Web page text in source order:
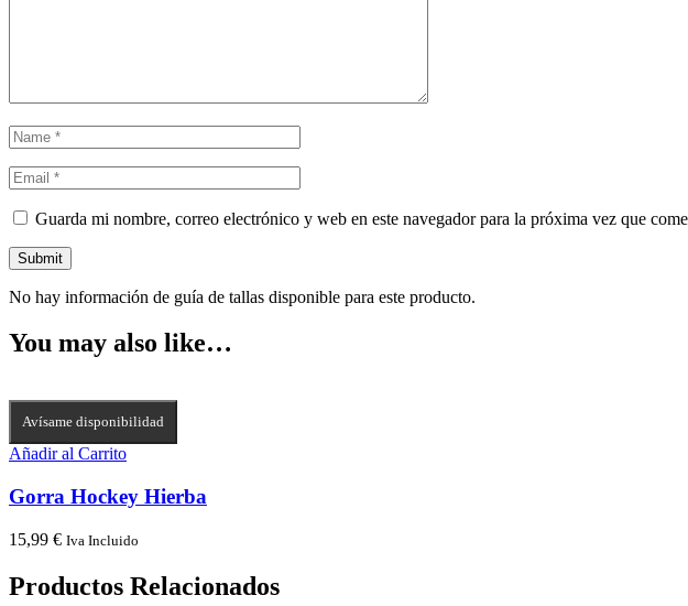
Guarda mi nombre, correo electrónico y web en este navegador para la próxima vez que
No hay información de guía de tallas disponible para este producto.
You may also like…
Avísame disponibilidad
Añadir al Carrito
Gorra Hockey Hierba
15,99 € Iva Incluido
Productos Relacionados